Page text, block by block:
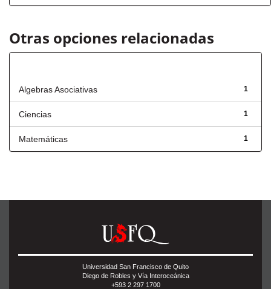
Otras opciones relacionadas
1
Algebras Asociativas
1
Ciencias
1
Matemáticas
Universidad San Francisco de Quito
Diego de Robles y Vía Interoceánica
+593 2 297 1700